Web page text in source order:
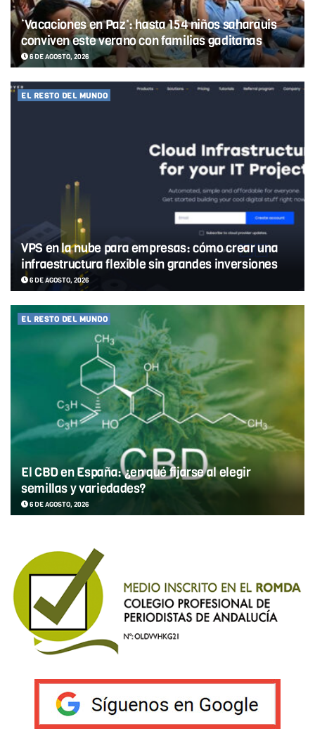
‘Vacaciones en Paz’: hasta 154 niños saharauis
conviven este verano con familias gaditanas
6 DE AGOSTO, 2026
EL RESTO DEL MUNDO
VPS en la nube para empresas: cómo crear una
infraestructura flexible sin grandes inversiones
6 DE AGOSTO, 2026
EL RESTO DEL MUNDO
El CBD en España: ¿en qué fijarse al elegir
semillas y variedades?
6 DE AGOSTO, 2026